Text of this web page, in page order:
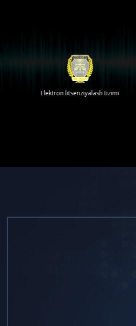
Elektron litsenziyalash tizimi